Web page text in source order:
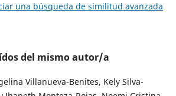
una búsqueda de similitud avanzada
del mismo autor/a
Villanueva-Benites, Kely Silva-